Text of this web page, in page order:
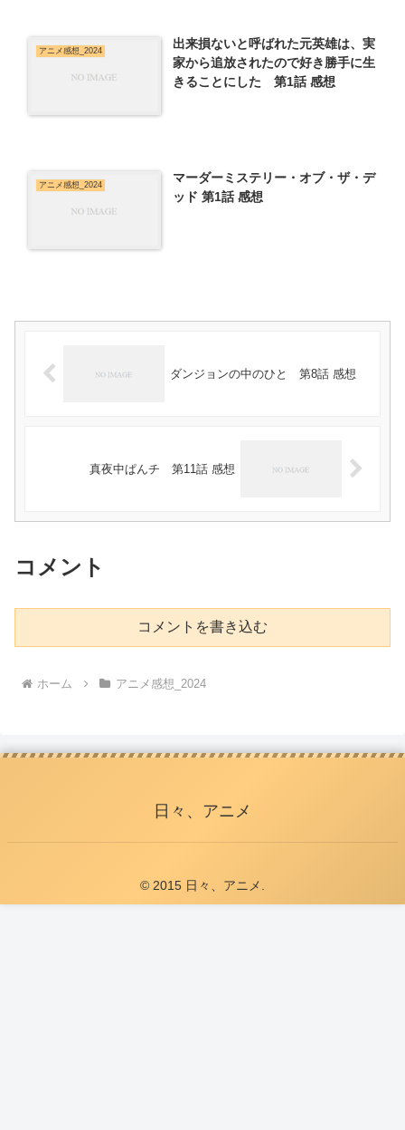
アニメ感想_2024
出来損ないと呼ばれた元英雄は、実
家から追放されたので好き勝手に生
きることにした 第1話 感想
アニメ感想_2024
マーダーミステリー・オブ・ザ・デ
ッド 第1話 感想
ダンジョンの中のひと 第8話 感想
真夜中ぱんチ 第11話 感想
コメント
コメントを書き込む
ホーム アニメ感想_2024
日々、アニメ
© 2015 日々、アニメ.